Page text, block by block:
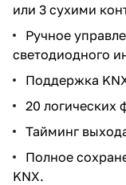
или 3 сухими
Ручное
светодиодного
Поддержка
20 логических
Тайминг
Полное
KNX.